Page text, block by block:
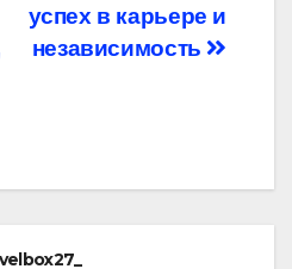
успех в карьере и
независимость